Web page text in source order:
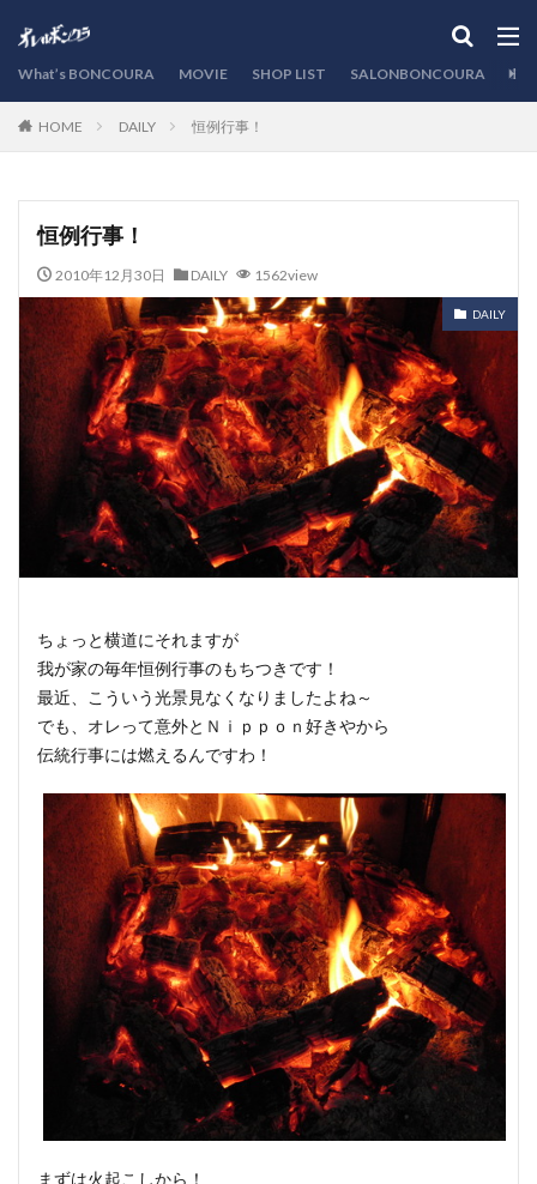
What’s BONCOURA MOVIE SHOP LIST SALONBONCOURA
HOME DAILY 恒例行事！
恒例行事！
2010年12月30日 DAILY 1562view
DAILY
ちょっと横道にそれますが
我が家の毎年恒例行事のもちつきです！
最近、こういう光景見なくなりましたよね～
でも、オレって意外とＮｉｐｐｏｎ好きやから
伝統行事には燃えるんですわ！
まずは火起こしから！
カテゴリー
検索